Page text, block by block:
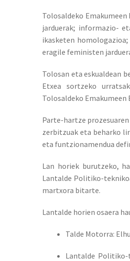
Tolosaldeko
jarduerak; informazio-
ikasketen
eragile feministen
Tolosan eta eskualdean
Etxea sortzeko
Tolosaldeko
Parte-hartze
zerbitzuak eta beharko
eta funtzionamendua
Lan horiek burutzeko,
Lantalde Politiko-
martxora bitarte.
Lantalde horien osaera
Talde Motorra:
Lantalde Politiko-